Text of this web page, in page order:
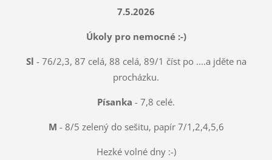
7.5.2026
Úkoly pro nemocné :-)
Sl - 76/2,3, 87 celá, 88 celá, 89/1 číst po ....a jděte na
procházku.
Písanka - 7,8 celé.
M - 8/5 zelený do sešitu, papír 7/1,2,4,5,6
Hezké volné dny :-)